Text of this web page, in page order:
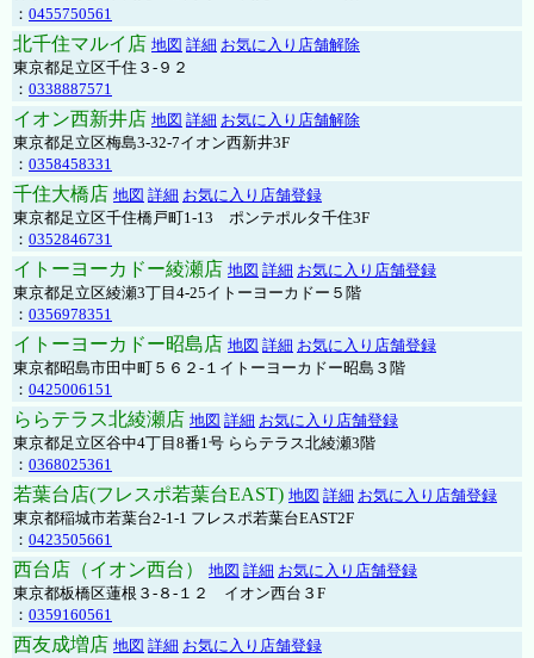
： 0455750561
北千住マルイ店 地図 詳細 お気に入り店舗解除
東京都足立区千住３-９２
： 0338887571
イオン西新井店 地図 詳細 お気に入り店舗解除
東京都足立区梅島3-32-7イオン西新井3F
： 0358458331
千住大橋店 地図 詳細 お気に入り店舗登録
東京都足立区千住橋戸町1-13 ポンテポルタ千住3F
： 0352846731
イトーヨーカドー綾瀬店 地図 詳細 お気に入り店舗登録
東京都足立区綾瀬3丁目4-25イトーヨーカドー５階
： 0356978351
イトーヨーカドー昭島店 地図 詳細 お気に入り店舗登録
東京都昭島市田中町５６２-１イトーヨーカドー昭島３階
： 0425006151
ららテラス北綾瀬店 地図 詳細 お気に入り店舗登録
東京都足立区谷中4丁目8番1号 ららテラス北綾瀬3階
： 0368025361
若葉台店(フレスポ若葉台EAST) 地図 詳細 お気に入り店舗登録
東京都稲城市若葉台2-1-1 フレスポ若葉台EAST2F
： 0423505661
西台店（イオン西台） 地図 詳細 お気に入り店舗登録
東京都板橋区蓮根３-８-１２ イオン西台３F
： 0359160561
西友成増店 地図 詳細 お気に入り店舗登録